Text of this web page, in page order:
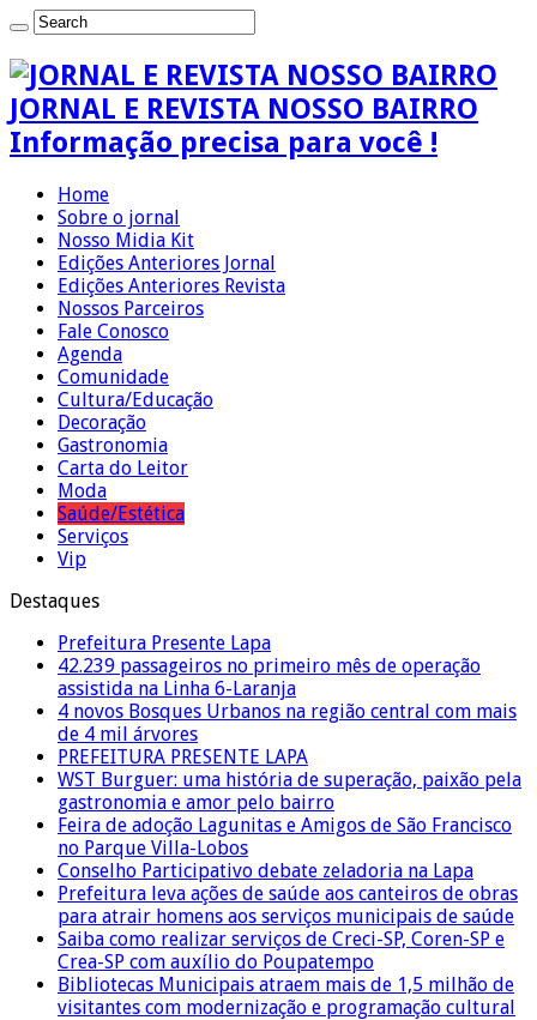
JORNAL E REVISTA NOSSO BAIRRO
Informação precisa para você !
Home
Sobre o jornal
Nosso Midia Kit
Edições Anteriores Jornal
Edições Anteriores Revista
Nossos Parceiros
Fale Conosco
Agenda
Comunidade
Cultura/Educação
Decoração
Gastronomia
Carta do Leitor
Moda
Saúde/Estética
Serviços
Vip
Destaques
Prefeitura Presente Lapa
42.239 passageiros no primeiro mês de operação
assistida na Linha 6-Laranja
4 novos Bosques Urbanos na região central com mais
de 4 mil árvores
PREFEITURA PRESENTE LAPA
WST Burguer: uma história de superação, paixão pela
gastronomia e amor pelo bairro
Feira de adoção Lagunitas e Amigos de São Francisco
no Parque Villa-Lobos
Conselho Participativo debate zeladoria na Lapa
Prefeitura leva ações de saúde aos canteiros de obras
para atrair homens aos serviços municipais de saúde
Saiba como realizar serviços de Creci-SP, Coren-SP e
Crea-SP com auxílio do Poupatempo
Bibliotecas Municipais atraem mais de 1,5 milhão de
visitantes com modernização e programação cultural